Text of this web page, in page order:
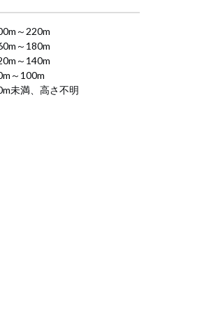
～220m
～180m
～140m
～100m
未満、高さ不明